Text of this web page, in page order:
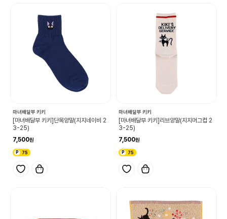
마녀배달부 키키
[마녀배달부 키키]단목양말(지지네이비 2
3-25)
7,500
75
마녀배달부 키키
[마녀배달부 키키]리브양말(지지머그컵 2
3-25)
7,500
75